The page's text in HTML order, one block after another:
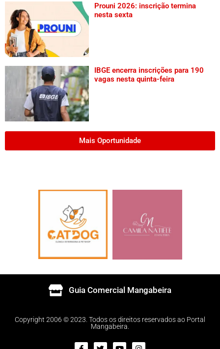
Prouni 2026: inscrição termina
nesta sexta
IBGE encerra inscrições para 190
vagas nesta quinta-feira
Mais Oportunidade
Guia Comercial Mangabeira
Copyright 2006 © 2023. Todos os direitos reservados ao Portal
Mangabeira.